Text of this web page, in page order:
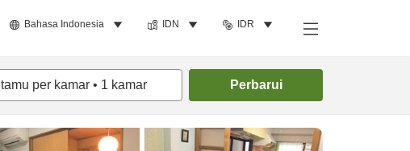
Bahasa Indonesia IDN IDR
tamu per kamar • 1 kamar Perbarui
Cari kamar